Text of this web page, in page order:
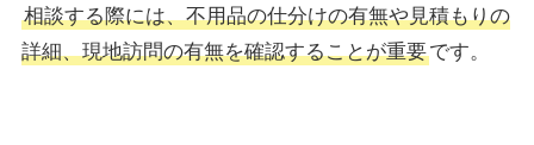
相談する際には、不用品の仕分けの有無や見積もりの
詳細、現地訪問の有無を確認することが重要です。